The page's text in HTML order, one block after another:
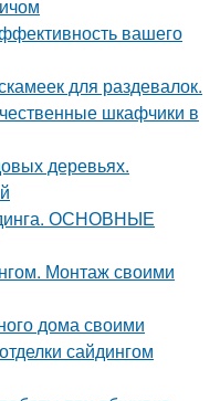
вашего
для раздевалок.
шкафчики в
деревьях.
ОСНОВНЫЕ
Монтаж своими
дома своими
сайдингом